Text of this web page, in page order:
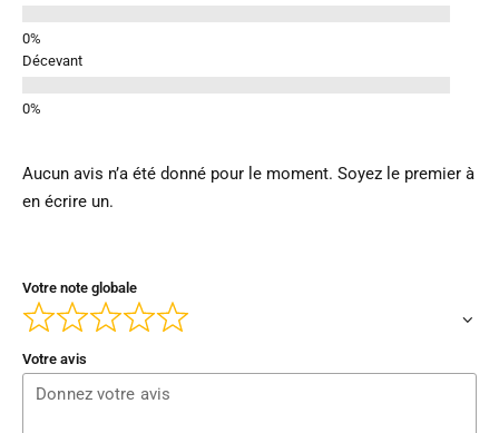
Décevant
Aucun avis n’a été donné pour le moment. Soyez le premier à
en écrire un.
Votre note globale
Votre avis